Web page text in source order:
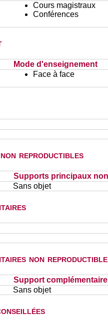
Cours magistraux
Conférences
Mode d'enseignement
Face à face
reproductibles
Supports principaux
Sans objet
non
Support
Sans objet